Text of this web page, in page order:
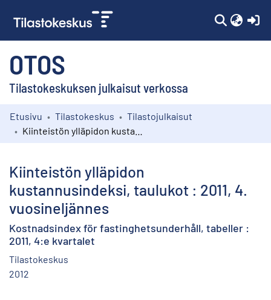
OTOS
Tilastokeskuksen julkaisut verkossa
Kokoelmat
Etusivu Tilastokeskus
Tilastojulkaisut
Kiinteistön ylläpidon
kustannusindeksi, taulukot : 2011, 4.
vuosineljännes
Kostnadsindex för fastinghetsunderhåll, tabeller :
2011, 4:e kvartalet
Tilastokeskus
2012